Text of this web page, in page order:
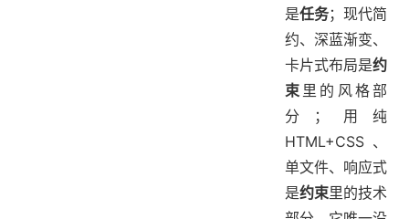
是任务；现代简
约、深蓝渐变、
卡片式布局是约
束 里的风格部
分；用纯
HTML+CSS、
单文件、响应式
是约束里的技术